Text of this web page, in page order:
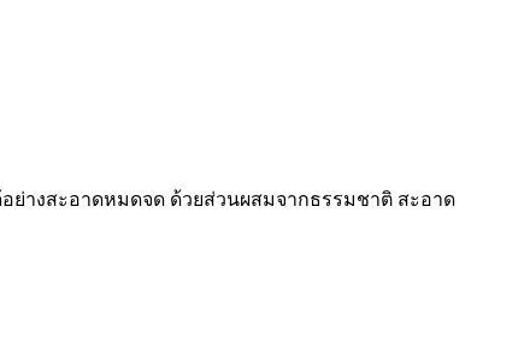
างสะอาดหมดจด ด้วยส่วนผสมจากธรรมชาติ สะอาด